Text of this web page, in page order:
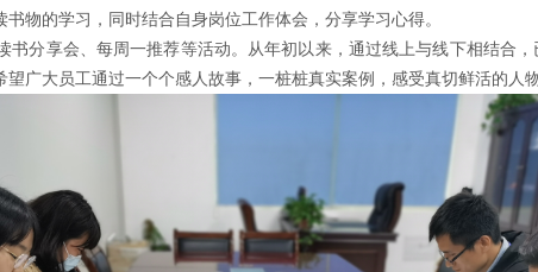
物的学习，同时结合自身岗位工作体会，分享学习心得。
分享会、每周一推荐等活动。从年初以来，通过线上与线下相结合
广大员工通过一个个感人故事，一桩桩真实案例，感受真切鲜活的人